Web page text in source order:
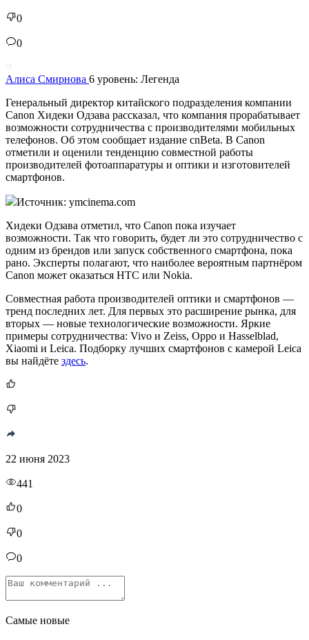
0
0
Алиса Смирнова 6 уровень: Легенда
Генеральный директор китайского подразделения компании
Canon Хидеки Одзава рассказал, что компания прорабатывает
возможности сотрудничества с производителями мобильных
телефонов. Об этом сообщает издание cnBeta. В Canon
отметили и оценили тенденцию совместной работы
производителей фотоаппаратуры и оптики и изготовителей
смартфонов.
Источник: ymcinema.com
Хидеки Одзава отметил, что Canon пока изучает
возможности. Так что говорить, будет ли это сотрудничество с
одним из брендов или запуск собственного смартфона, пока
рано. Эксперты полагают, что наиболее вероятным партнёром
Canon может оказаться HTC или Nokia.
Совместная работа производителей оптики и смартфонов —
тренд последних лет. Для первых это расширение рынка, для
вторых — новые технологические возможности. Яркие
примеры сотрудничества: Vivo и Zeiss, Oppo и Hasselblad,
Xiaomi и Leica. Подборку лучших смартфонов с камерой Leica
вы найдёте здесь.
22 июня 2023
441
0
0
0
Самые новые